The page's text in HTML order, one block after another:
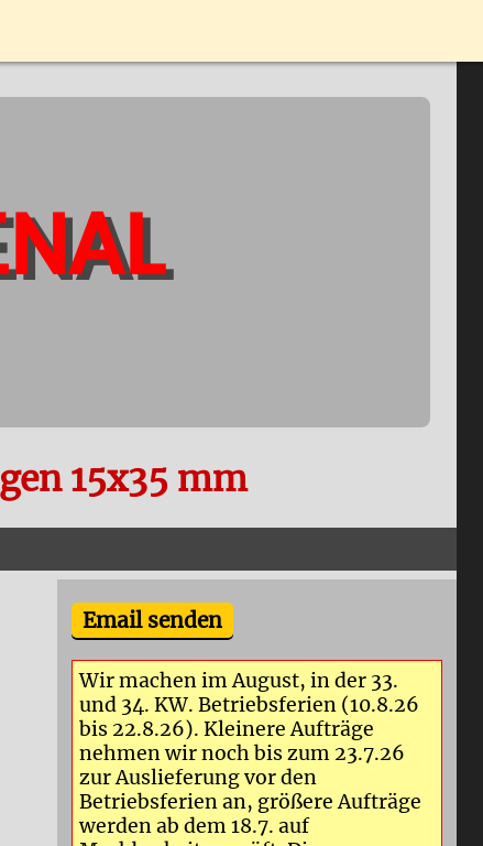
15x35 mm
Email senden
Wir machen im August, in der 33.
und 34. KW. Betriebsferien (10.8.26
bis 22.8.26). Kleinere Aufträge
nehmen wir noch bis zum 23.7.26
zur Auslieferung vor den
Betriebsferien an, größere Aufträge
werden ab dem 18.7. auf